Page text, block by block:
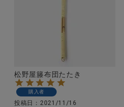
松野屋籐布団たたき
購入者
投稿日 2021/11/16